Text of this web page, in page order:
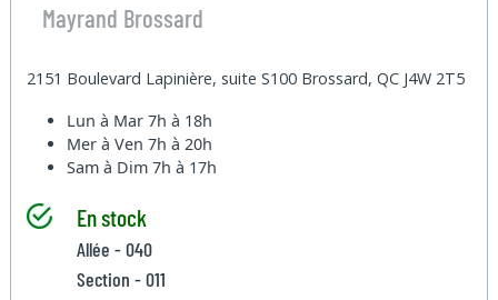
Mayrand Brossard
2151 Boulevard Lapinière, suite S100 Brossard, QC J4W 2T5
Lun à Mar7h à 18h
Mer à Ven7h à 20h
Sam à Dim7h à 17h
En stock
Allée - 040
Section - 011